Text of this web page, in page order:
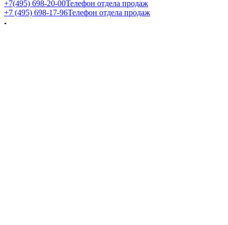
+7(495) 698-20-00Телефон отдела продаж
+7 (495) 698-17-96Телефон отдела продаж